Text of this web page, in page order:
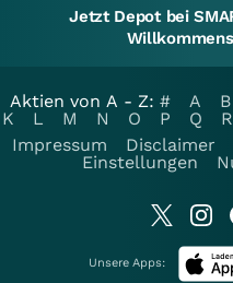
Jetzt Depot bei
Aktien von A - Z: # A B
K
L M N O P Q R
Impressum
Disclaimer
Einstellungen
Unsere Apps: